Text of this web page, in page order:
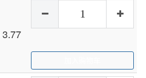
3.77